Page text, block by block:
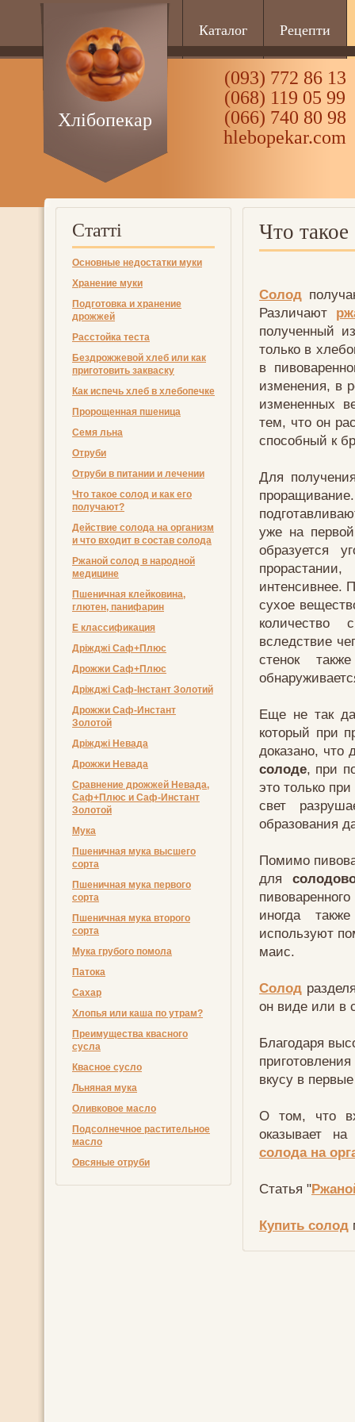
Каталог Рецепти
(093) 772 86 13
(068) 119 05 99
(066) 740 80 98
hlebopekar.com
Хлібопекар
Статті
Основные недостатки муки
Хранение муки
Подготовка и хранение
дрожжей
Расстойка теста
Бездрожжевой хлеб или как
приготовить закваску
Как испечь хлеб в хлебопечке
Пророщенная пшеница
Семя льна
Отруби
Отруби в питании и лечении
Что такое солод и как его
получают?
Действие солода на организм
и что входит в состав солода
Ржаной солод в народной
медицине
Пшеничная клейковина,
глютен, панифарин
Е классификация
Дріжджі Саф+Плюс
Дрожжи Саф+Плюс
Дріжджі Саф-Інстант Золотий
Дрожжи Саф-Инстант
Золотой
Дріжджі Невада
Дрожжи Невада
Сравнение дрожжей Невада,
Саф+Плюс и Саф-Инстант
Золотой
Мука
Пшеничная мука высшего
сорта
Пшеничная мука первого
сорта
Пшеничная мука второго
сорта
Мука грубого помола
Патока
Сахар
Хлопья или каша по утрам?
Преимущества квасного
сусла
Квасное сусло
Льняная мука
Оливковое масло
Подсолнечное растительное
масло
Овсяные отруби
Что
Солод
Различают
полученный
только в
в
изменения, в
измененных
тем, что он
способный к
Для
уже на
образуется
интенсивнее.
сухое
количество
вследствие
стенок
Еще не так
который при
доказано, что
солоде, при
это только
свет
образования
Помимо
для
иногда
используют
маис.
Солод
он виде или в
Благодаря
вкусу в
О том, что
оказывает
солода на
Статья "
Купить солод